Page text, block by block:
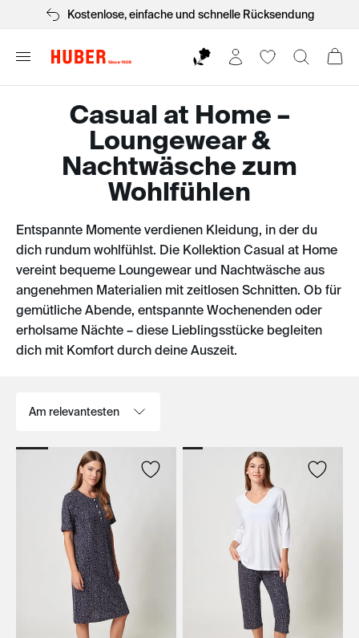
Kostenlose, einfache und schnelle Rücksendung
Casual at Home –
Loungewear &
Nachtwäsche zum
Wohlfühlen
Entspannte Momente verdienen Kleidung, in der du
dich rundum wohlfühlst. Die Kollektion Casual at Home
vereint bequeme Loungewear und Nachtwäsche aus
angenehmen Materialien mit zeitlosen Schnitten. Ob für
gemütliche Abende, entspannte Wochenenden oder
erholsame Nächte – diese Lieblingsstücke begleiten
dich mit Komfort durch deine Auszeit.